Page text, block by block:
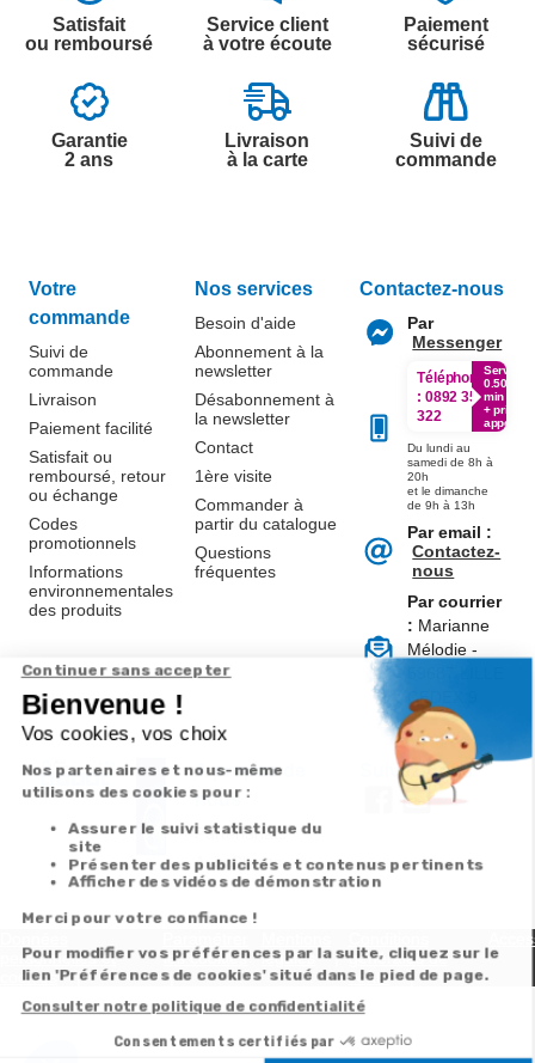
Satisfait
ou remboursé
Service client
à votre écoute
Paiement
sécurisé
Garantie
2 ans
Livraison
à la carte
Suivi de
commande
Votre
commande
Suivi de
commande
Livraison
Paiement facilité
Satisfait ou
remboursé, retour
ou échange
Codes
promotionnels
Informations
environnementales
des produits
Nos services
Besoin d'aide
Abonnement à la
newsletter
Désabonnement à
la newsletter
Contact
1ère visite
Commander à
partir du catalogue
Questions
fréquentes
A propos de
nous
Partenariats
Avis Clients
Contactez-nous
Par
Messenger
Téléphone
: 0892 350
322
Service
0.50€ /
min
+ prix
appel
Du lundi au
samedi de 8h à
20h
et le dimanche
de 9h à 13h
Par email :
Contactez-
nous
Par courrier
: Marianne
Mélodie -
CEDEX 9
Suivez-nous
personnelles et
cookies
les cookies
légales
générales de
vente